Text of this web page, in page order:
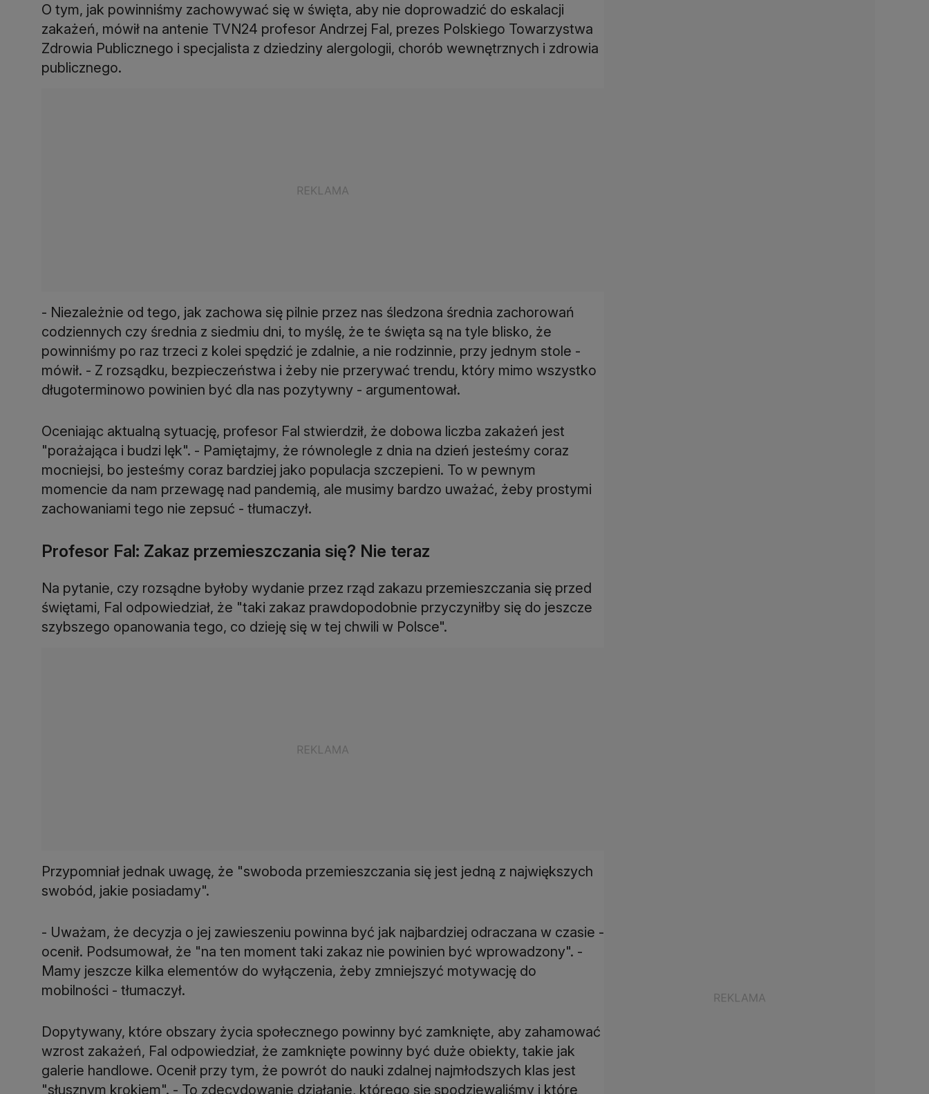
O tym, jak powinniśmy zachowywać się w święta, aby nie doprowadzić do eskalacji
zakażeń, mówił na antenie TVN24 profesor Andrzej Fal, prezes Polskiego Towarzystwa
Zdrowia Publicznego i specjalista z dziedziny alergologii, chorób wewnętrznych i zdrowia
publicznego.
- Niezależnie od tego, jak zachowa się pilnie przez nas śledzona średnia zachorowań
codziennych czy średnia z siedmiu dni, to myślę, że te święta są na tyle blisko, że
powinniśmy po raz trzeci z kolei spędzić je zdalnie, a nie rodzinnie, przy jednym stole -
mówił. - Z rozsądku, bezpieczeństwa i żeby nie przerywać trendu, który mimo wszystko
długoterminowo powinien być dla nas pozytywny - argumentował.
Oceniając aktualną sytuację, profesor Fal stwierdził, że dobowa liczba zakażeń jest
"porażająca i budzi lęk". - Pamiętajmy, że równolegle z dnia na dzień jesteśmy coraz
mocniejsi, bo jesteśmy coraz bardziej jako populacja szczepieni. To w pewnym
momencie da nam przewagę nad pandemią, ale musimy bardzo uważać, żeby prostymi
zachowaniami tego nie zepsuć - tłumaczył.
Profesor Fal: Zakaz przemieszczania się? Nie teraz
Na pytanie, czy rozsądne byłoby wydanie przez rząd zakazu przemieszczania się przed
świętami, Fal odpowiedział, że "taki zakaz prawdopodobnie przyczyniłby się do jeszcze
szybszego opanowania tego, co dzieję się w tej chwili w Polsce".
Przypomniał jednak uwagę, że "swoboda przemieszczania się jest jedną z największych
swobód, jakie posiadamy".
- Uważam, że decyzja o jej zawieszeniu powinna być jak najbardziej odraczana w czasie -
ocenił. Podsumował, że "na ten moment taki zakaz nie powinien być wprowadzony". -
Mamy jeszcze kilka elementów do wyłączenia, żeby zmniejszyć motywację do
Dopytywany, które obszary życia społecznego powinny być zamknięte, aby zahamować
wzrost zakażeń, Fal odpowiedział, że zamknięte powinny być duże obiekty, takie jak
galerie handlowe. Ocenił przy tym, że powrót do nauki zdalnej najmłodszych klas jest
"słusznym krokiem". - To zdecydowanie działanie, którego się spodziewaliśmy i które